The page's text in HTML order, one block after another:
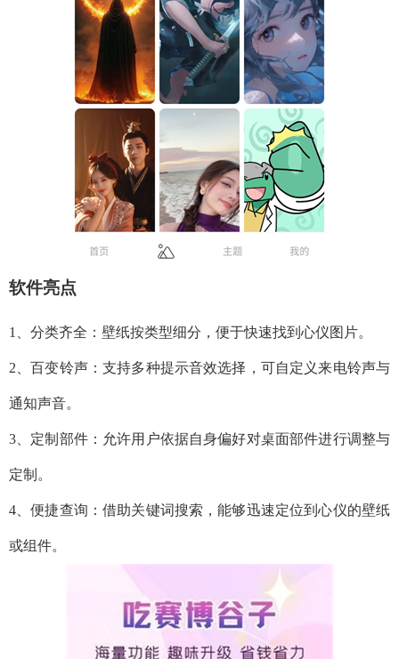
软件亮点
1、分类齐全：壁纸按类型细分，便于快速找到心仪图片。
2、百变铃声：支持多种提示音效选择，可自定义来电铃声与
通知声音。
3、定制部件：允许用户依据自身偏好对桌面部件进行调整与
定制。
4、便捷查询：借助关键词搜索，能够迅速定位到心仪的壁纸
或组件。